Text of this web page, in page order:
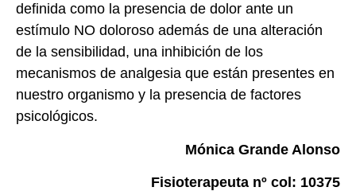
definida como la presencia de dolor ante un
estímulo NO doloroso además de una alteración
de la sensibilidad, una inhibición de los
mecanismos de analgesia que están presentes en
nuestro organismo y la presencia de factores
psicológicos.
Mónica Grande Alonso
Fisioterapeuta nº col: 10375